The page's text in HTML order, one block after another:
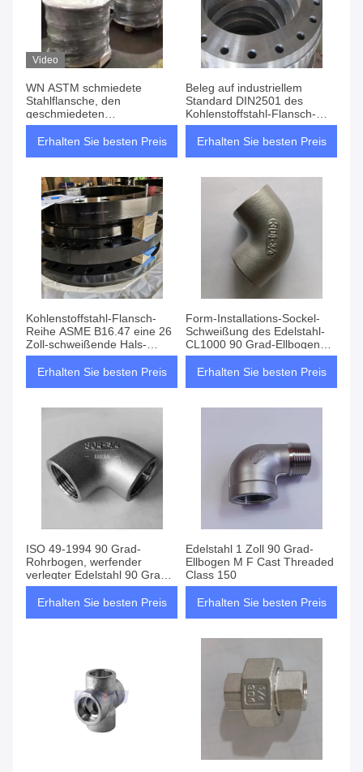
Video
WN ASTM schmiedete
Stahlflansche, den
geschmiedeten
Kohlenstoffstahl flanscht 24
Zoll-Klasse 1500
Erhalten Sie besten Preis
Beleg auf industriellem
Standard DIN2501 des
Kohlenstoffstahl-Flansch-
PN25 28 Zoll-Klasse 150
Erhalten Sie besten Preis
Kohlenstoffstahl-Flansch-
Reihe ASME B16.47 eine 26
Zoll-schweißende Hals-
Vorhang-Klasse 150
Erhalten Sie besten Preis
Form-Installations-Sockel-
Schweißung des Edelstahl-
CL1000 90 Grad-Ellbogen
MSS SP-114
Erhalten Sie besten Preis
ISO 49-1994 90 Grad-
Rohrbogen, werfender
verlegter Edelstahl 90 Grad-
Ellbogen
Erhalten Sie besten Preis
Edelstahl 1 Zoll 90 Grad-
Ellbogen M F Cast Threaded
Class 150
Erhalten Sie besten Preis